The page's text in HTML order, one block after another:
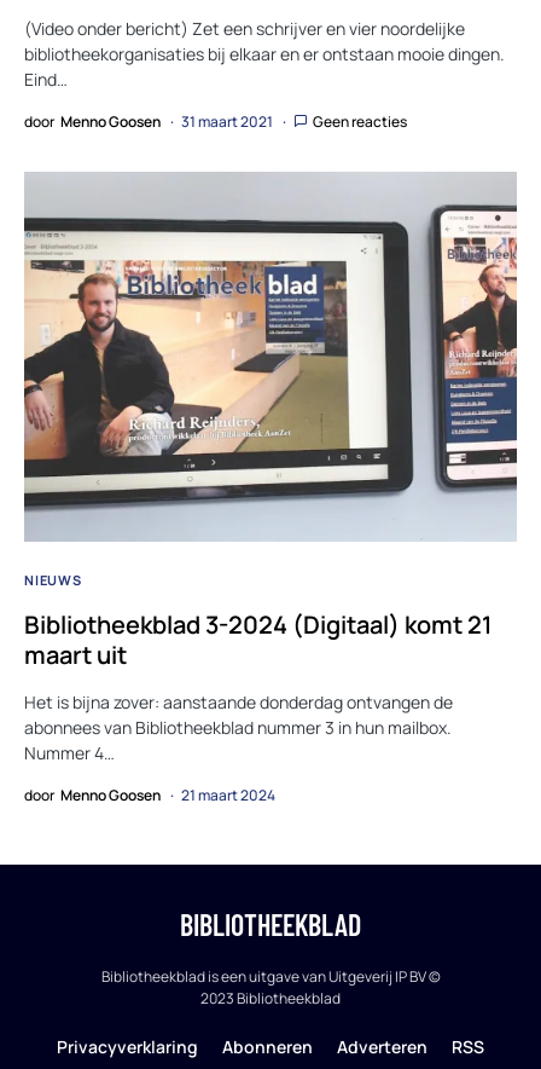
(Video onder bericht) Zet een schrijver en vier noordelijke
bibliotheekorganisaties bij elkaar en er ontstaan mooie dingen.
Eind…
door Menno Goosen 31 maart 2021 Geen reacties
NIEUWS
Bibliotheekblad 3-2024 (Digitaal) komt 21
maart uit
Het is bijna zover: aanstaande donderdag ontvangen de
abonnees van Bibliotheekblad nummer 3 in hun mailbox.
Nummer 4…
door Menno Goosen 21 maart 2024
BIBLIOTHEEKBLAD
Bibliotheekblad is een uitgave van Uitgeverij IP BV ©
2023 Bibliotheekblad
Privacyverklaring Abonneren Adverteren RSS